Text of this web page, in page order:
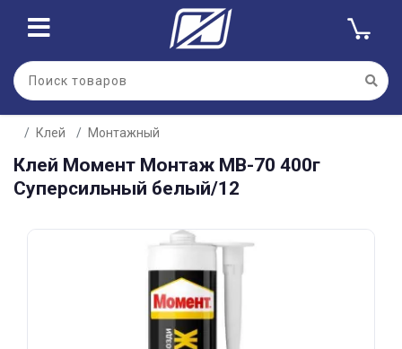
Клей Монтажный
Клей Момент Монтаж МВ-70 400г
Суперсильный белый/12
Для клиентов всех банков
Разбейте
оплатуна части
без переплат
График платежей